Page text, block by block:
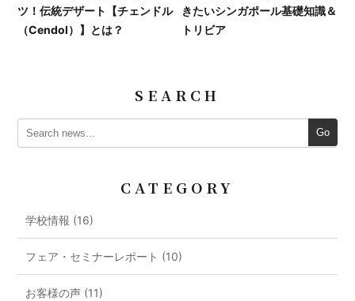
ツ！伝統デザート【チェンドル
（Cendol）】とは？
きたいシンガポール基礎知識＆
トリビア
SEARCH
Go
CATEGORY
学校情報 (16)
フェア・セミナーレポート (10)
お客様の声 (11)